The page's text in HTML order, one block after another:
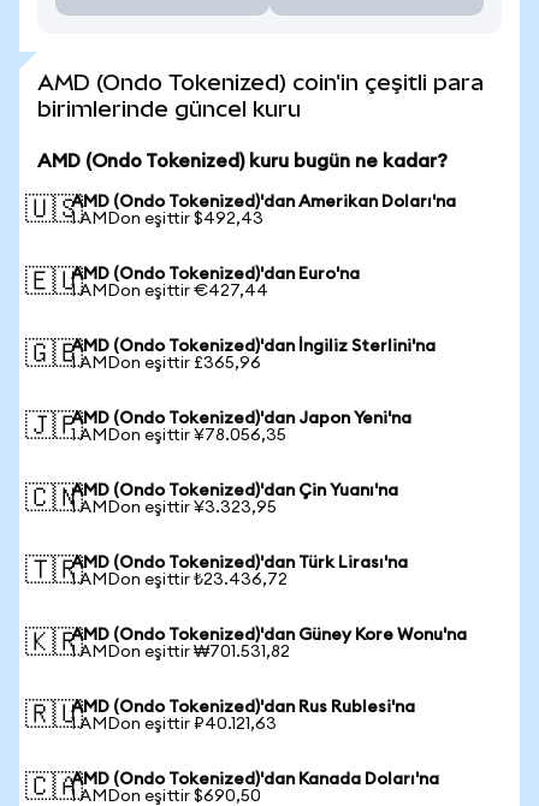
AMD (Ondo Tokenized) coin'in çeşitli para
birimlerinde güncel kuru
AMD (Ondo Tokenized) kuru bugün ne kadar?
🇺🇸AMD (Ondo Tokenized)'dan Amerikan Doları'na
1 AMDon eşittir $492,43
🇪🇺AMD (Ondo Tokenized)'dan Euro'na
1 AMDon eşittir €427,44
🇬🇧AMD (Ondo Tokenized)'dan İngiliz Sterlini'na
1 AMDon eşittir £365,96
🇯🇵AMD (Ondo Tokenized)'dan Japon Yeni'na
1 AMDon eşittir ¥78.056,35
🇨🇳AMD (Ondo Tokenized)'dan Çin Yuanı'na
1 AMDon eşittir ¥3.323,95
🇹🇷AMD (Ondo Tokenized)'dan Türk Lirası'na
1 AMDon eşittir ₺23.436,72
🇰🇷AMD (Ondo Tokenized)'dan Güney Kore Wonu'na
1 AMDon eşittir ₩701.531,82
🇷🇺AMD (Ondo Tokenized)'dan Rus Rublesi'na
1 AMDon eşittir ₽40.121,63
🇨🇦AMD (Ondo Tokenized)'dan Kanada Doları'na
1 AMDon eşittir $690,50